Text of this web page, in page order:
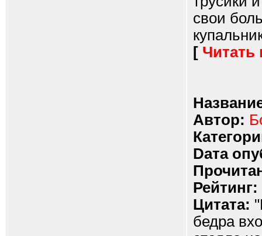
свои
[ Читать
Автор:
Dата
Рейтинг:
Цитата:
бедра